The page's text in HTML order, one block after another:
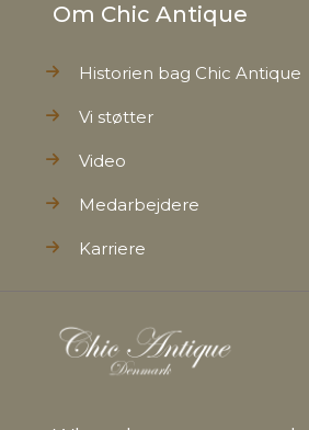
Om Chic Antique
Historien bag Chic Antique
Vi støtter
Video
Medarbejdere
Karriere